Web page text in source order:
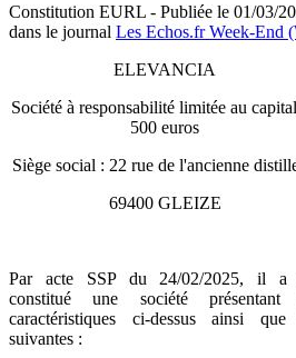
Constitution EURL - Publiée le 01/03/
dans le journal Les Echos.fr Week-End
ELEVANCIA
Société à responsabilité limitée au
500 euros
Siège social : 22 rue de l'ancienne
69400 GLEIZE
Par acte SSP du 24/02/2025, il a
constitué une société présentant
caractéristiques ci-dessus ainsi que
suivantes :